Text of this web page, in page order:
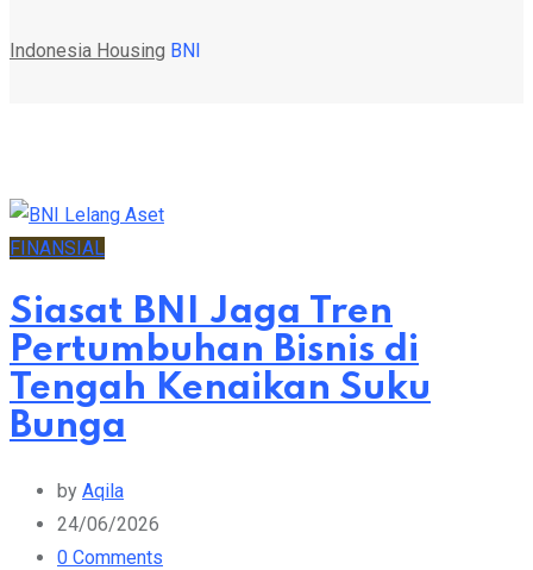
Indonesia Housing BNI
FINANSIAL
Siasat BNI Jaga Tren
Pertumbuhan Bisnis di
Tengah Kenaikan Suku
Bunga
by Aqila
24/06/2026
0 Comments